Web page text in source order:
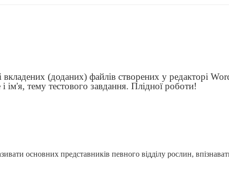
вкладених (доданих) файлів створених у редакторі
ім'я, тему тестового завдання. Плідної роботи!
основних представників певного відділу рослин,